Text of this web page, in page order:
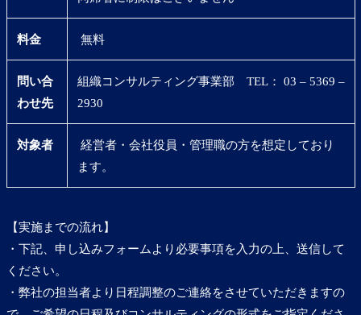
料金 無料
問い合
わせ先
組織コンサルティング事業部 TEL： 03 – 5369 –
2930
対象者
経営者・会社役員・管理職の方を想定しており
ます。
【実施までの流れ】
・下記、申し込みフォームより必要事項を入力の上、送信して
ください。
・弊社の担当者より日程調整のご連絡をさせていただきますの